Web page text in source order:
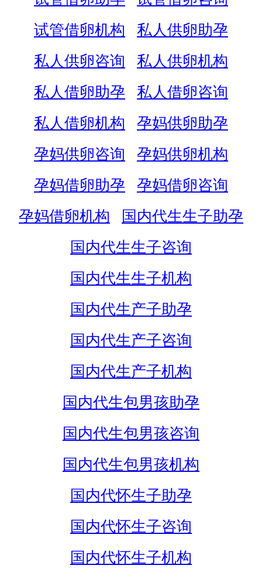
试管借卵机构
私人供卵助孕
私人供卵咨询
私人供卵机构
私人借卵助孕
私人借卵咨询
私人借卵机构
孕妈供卵助孕
孕妈供卵咨询
孕妈供卵机构
孕妈借卵助孕
孕妈借卵咨询
孕妈借卵机构
国内代生生子助孕
国内代生生子咨询
国内代生生子机构
国内代生产子助孕
国内代生产子咨询
国内代生产子机构
国内代生包男孩助孕
国内代生包男孩咨询
国内代生包男孩机构
国内代怀生子助孕
国内代怀生子咨询
国内代怀生子机构